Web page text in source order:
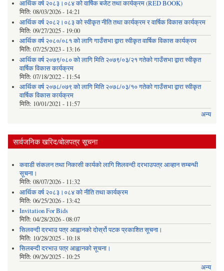
आर्थिक वर्ष २०८३।०८४ को वार्षिक बजेट तथा कार्यक्रम (RED BOOK)
मिति: 08/03/2026 - 14:21
आर्थिक वर्ष २०८२।०८३ को स्वीकृत नीति तथा कार्यक्रम र वार्षिक विकास कार्यक्रम
मिति: 09/27/2025 - 19:00
आर्थिक वर्ष २०८०/०८१ को लागि गाउँसभा द्वारा स्वीकृत वार्षिक विकास कार्यक्रम
मिति: 07/25/2023 - 13:16
आर्थिक वर्ष २०७९/०८० को लागि मिति २०७९/०३/२१ गतेको गाउँसभा द्वारा स्वीकृत
वार्षिक विकास कार्यक्रम
मिति: 07/18/2022 - 11:54
आर्थिक वर्ष २०७८/०७९ को लागि मिति २०७८/०३/१० गतेको गाउँसभा द्वारा स्वीकृत
वार्षिक विकास कार्यक्रम
मिति: 10/01/2021 - 11:57
अन्य
सार्वजनिक खरिद/बोलपत्र सूचना
कवाडी संकलन तथा निकासी कार्यको लागि शिलवन्दी दरभाउपत्र आव्हान सम्बन्धी
सूचना।
मिति: 08/07/2026 - 11:32
आर्थिक वर्ष २०८३।०८४ को नीति तथा कार्यक्रम
मिति: 06/25/2026 - 13:42
Invitation For Bids
मिति: 04/28/2026 - 08:07
सिलवन्दी दरभाउ पत्र आह्वानको दोर्स्रो पटक प्रकाशित सूचना।
मिति: 10/28/2025 - 10:18
सिलबन्दी दरभाउ पत्र आह्वानको सूचना।
मिति: 09/26/2025 - 10:25
अन्य